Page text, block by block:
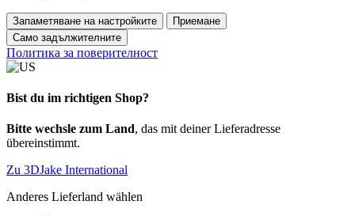
Запаметяване на настройките
Приемане
Само задължителните
Политика за поверителност
Bist du im richtigen Shop?
Bitte wechsle zum Land, das mit deiner Lieferadresse
übereinstimmt.
Zu 3DJake International
Anderes Lieferland wählen